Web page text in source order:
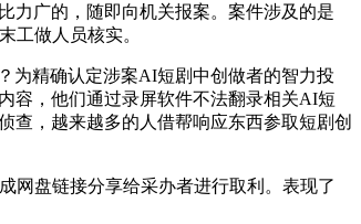
力广的，随即向机关报案。案件涉及的是
工做人员核实。
精确认定涉案AI短剧中创做者的智力投
容，他们通过录屏软件不法翻录相关AI短
查，越来越多的人借帮响应东西参取短剧创
盘链接分享给采办者进行取利。表现了